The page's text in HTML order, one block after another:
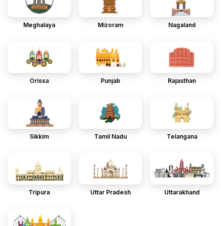
Meghalaya Mizoram Nagaland
Orissa Punjab Rajasthan
Sikkim Tamil Nadu Telangana
Tripura Uttar Pradesh Uttarakhand